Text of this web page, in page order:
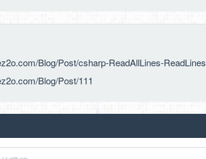
Blog/Post/csharp-ReadAllLines-ReadLines
Blog/Post/111